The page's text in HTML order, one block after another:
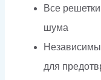
Все
шума
для